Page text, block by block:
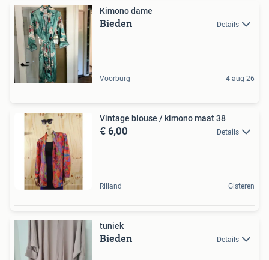
Kimono dame
Bieden Details
Voorburg 4 aug 26
Vintage blouse / kimono maat 38
€ 6,00 Details
Rilland Gisteren
tuniek
Bieden Details